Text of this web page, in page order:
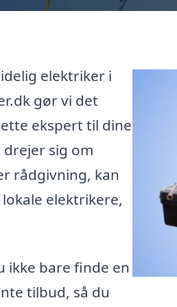
elektriker i
gør vi det
ekspert til dine
sig om
rådgivning, kan
elektrikere,
ikke bare finde en
tilbud, så du